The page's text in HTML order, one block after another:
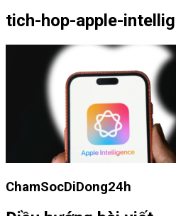
tich-hop-apple-
ChamSocDiDong24h